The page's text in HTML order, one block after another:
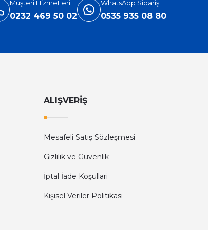
Müşteri Hizmetleri
0232 469 50 02
WhatsApp Sipariş
0535 935 08 80
ALIŞVERİŞ
Mesafeli Satış Sözleşmesi
Gizlilik ve Güvenlik
İptal İade Koşullari
Kişisel Veriler Politikası